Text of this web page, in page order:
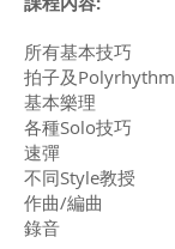
所有基本技巧
拍子及Polyrhythm
基本樂理
各種Solo技巧
速彈
不同Style教授
作曲/編曲
錄音